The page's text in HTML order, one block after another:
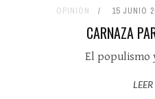
OPINIÓN 15 JUNIO
CARNAZA
El populismo